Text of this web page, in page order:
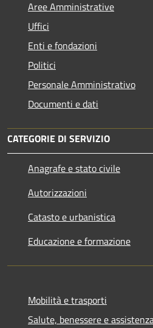
Aree Amministrative
Uffici
Enti e fondazioni
Politici
Personale Amministrativo
Documenti e dati
CATEGORIE DI SERVIZIO
Anagrafe e stato civile
Autorizzazioni
Catasto e urbanistica
Educazione e formazione
Mobilità e trasporti
Salute, benessere e